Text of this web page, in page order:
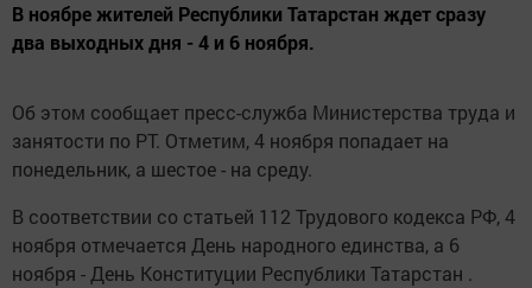
В ноябре жителей Республики Татарстан ждет сразу
два выходных дня - 4 и 6 ноября.
Об этом сообщает пресс-служба Министерства труда и
занятости по РТ. Отметим, 4 ноября попадает на
понедельник, а шестое - на среду.
В соответствии со статьей 112 Трудового кодекса РФ, 4
ноября отмечается День народного единства, а 6
ноября - День Конституции Республики Татарстан .